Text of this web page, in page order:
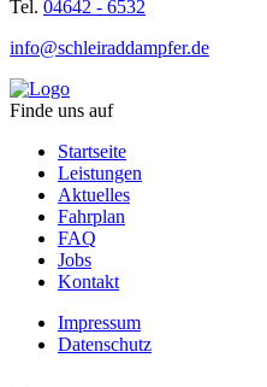
Tel. 04642 - 6532
info@schleiraddampfer.de
Finde uns auf
Startseite
Leistungen
Aktuelles
Fahrplan
FAQ
Jobs
Kontakt
Impressum
Datenschutz